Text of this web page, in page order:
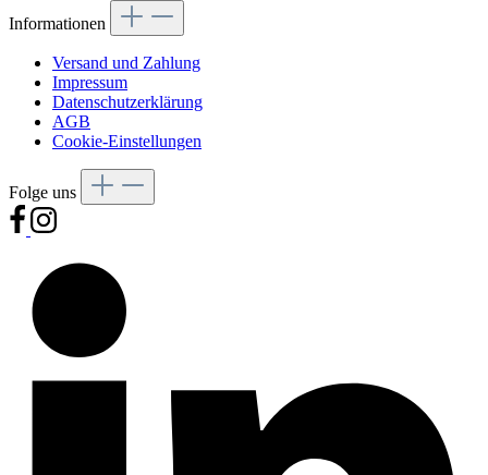
Informationen
Versand und Zahlung
Impressum
Datenschutzerklärung
AGB
Cookie-Einstellungen
Folge uns